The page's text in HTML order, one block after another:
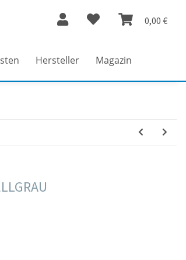
0,00 €
Hersteller Magazin